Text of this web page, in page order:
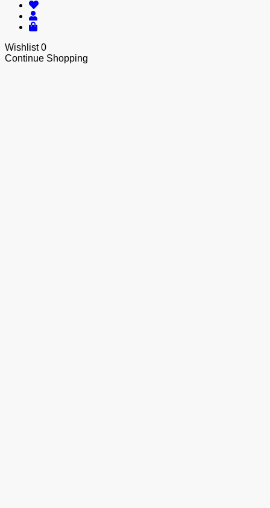
Wishlist0
Continue Shopping